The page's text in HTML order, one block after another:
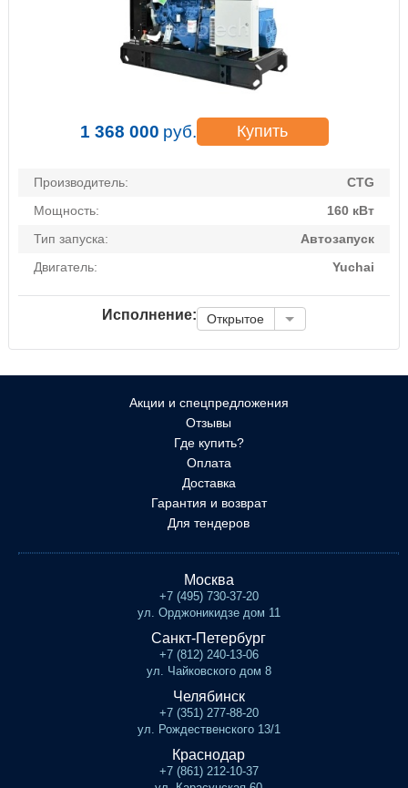
1 368 000 руб. Купить
Производитель:
CTG
Мощность:
160 кВт
Тип запуска:
Автозапуск
Двигатель:
Yuchai
Исполнение: Открытое
Акции и спецпредложения
Отзывы
Где купить?
Оплата
Доставка
Гарантия и возврат
Для тендеров
Москва
+7 (495) 730-37-20
ул. Орджоникидзе дом 11
Санкт-Петербург
+7 (812) 240-13-06
ул. Чайковского дом 8
Челябинск
+7 (351) 277-88-20
ул. Рождественского 13/1
Краснодар
+7 (861) 212-10-37